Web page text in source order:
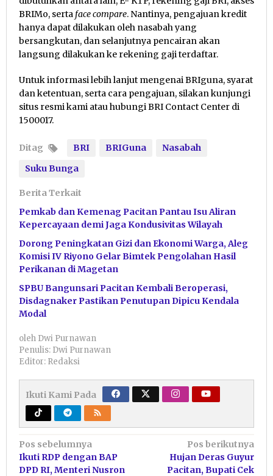
BRIMo, serta face compare. Nantinya, pengajuan kredit
hanya dapat dilakukan oleh nasabah yang
bersangkutan, dan selanjutnya pencairan akan
langsung dilakukan ke rekening gaji terdaftar.
Untuk informasi lebih lanjut mengenai BRIguna, syarat
dan ketentuan, serta cara pengajuan, silakan kunjungi
situs resmi kami atau hubungi BRI Contact Center di
1500017.
Ditag BRI BRIGuna
Nasabah
Suku Bunga
Berita Terkait
Pemkab dan Kemenag Pacitan Pantau Isu Aliran
Kepercayaan demi Jaga Kondusivitas Wilayah
Dorong Peningkatan Gizi dan Ekonomi Warga, Aleg
Komisi IV Riyono Gelar Bimtek Pengolahan Hasil
Perikanan di Magetan
SPBU Bangunsari Pacitan Kembali Beroperasi,
Disdagnaker Pastikan Penutupan Dipicu Kendala
Modal
oleh Dwi Purnawan
Penulis: Dwi Purnawan
Editor: Redaksi
Ikuti Kami Pada
Navigasi
pos
Pos sebelumnya
Ikuti RDP dengan BAP
DPD RI, Menteri Nusron
Pos berikutnya
Hujan Deras Guyur
Pacitan, Bupati Cek